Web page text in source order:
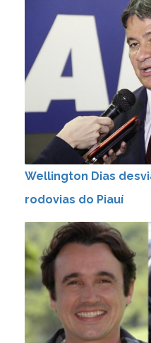
Wellington Dias
rodovias do Piauí